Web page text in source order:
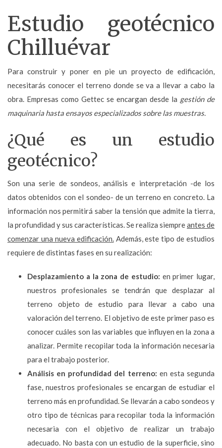
Estudio geotécnico
Chilluévar
Para construir y poner en pie un proyecto de edificación,
necesitarás conocer el terreno donde se va a llevar a cabo la
obra. Empresas como Gettec se encargan desde la gestión de
maquinaria hasta ensayos especializados sobre las muestras.
¿Qué es un estudio
geotécnico?
Son una serie de sondeos, análisis e interpretación -de los
datos obtenidos con el sondeo- de un terreno en concreto. La
información nos permitirá saber la tensión que admite la tierra,
la profundidad y sus características. Se realiza siempreantes de
comenzar una nueva edificación.Además, este tipo de estudios
requiere de distintas fases en su realización:
Desplazamiento a la zona de estudio: en primer lugar,
nuestros profesionales se tendrán que desplazar al
terreno objeto de estudio para llevar a cabo una
valoración del terreno. El objetivo de este primer paso es
conocer cuáles son las variables que influyen en la zona a
analizar. Permite recopilar toda la información necesaria
para el trabajo posterior.
Análisis en profundidad del terreno: en esta segunda
fase, nuestros profesionales se encargan de estudiar el
terreno más en profundidad. Se llevarán a cabo sondeos y
otro tipo de técnicas para recopilar toda la información
necesaria con el objetivo de realizar un trabajo
adecuado. No basta con un estudio de la superficie, sino